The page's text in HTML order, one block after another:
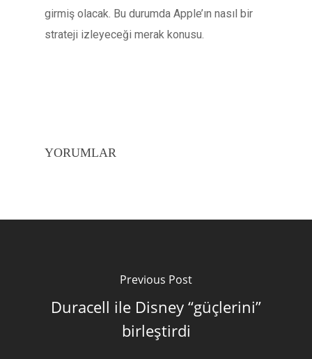
girmiş olacak. Bu durumda Apple’ın nasıl bir
strateji izleyeceği merak konusu.
YORUMLAR
Previous Post
Duracell ile Disney “güçlerini”
birleştirdi